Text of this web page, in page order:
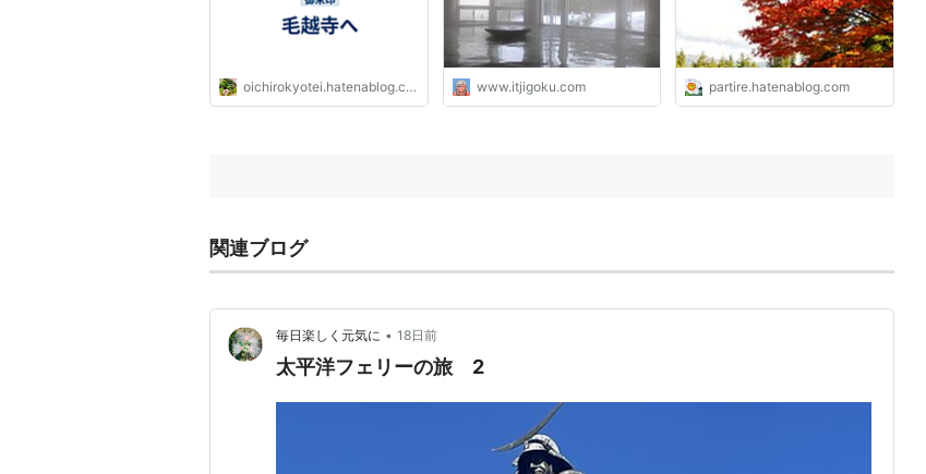
oichirokyotei.hatenablog.com www.itjigoku.com partire.hatenablog.com
関連ブログ
毎日楽しく元気に • 18日前
太平洋フェリーの旅 2